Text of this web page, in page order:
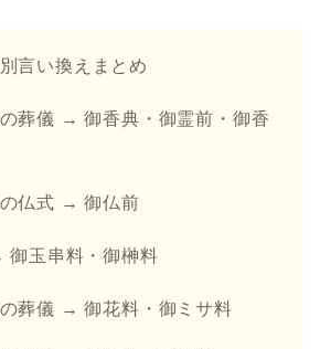
言い換えまとめ
の葬儀 → 御香典・御霊前・御香
の仏式 → 御仏前
御玉串料・御榊料
の葬儀 → 御花料・御ミサ料